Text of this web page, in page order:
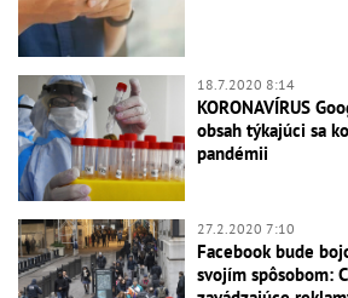
18.7.2020 8:14
KORONAVÍRUS
obsah týkajúci sa
pandémii
27.2.2020 7:10
Facebook bude
svojím spôsobom: